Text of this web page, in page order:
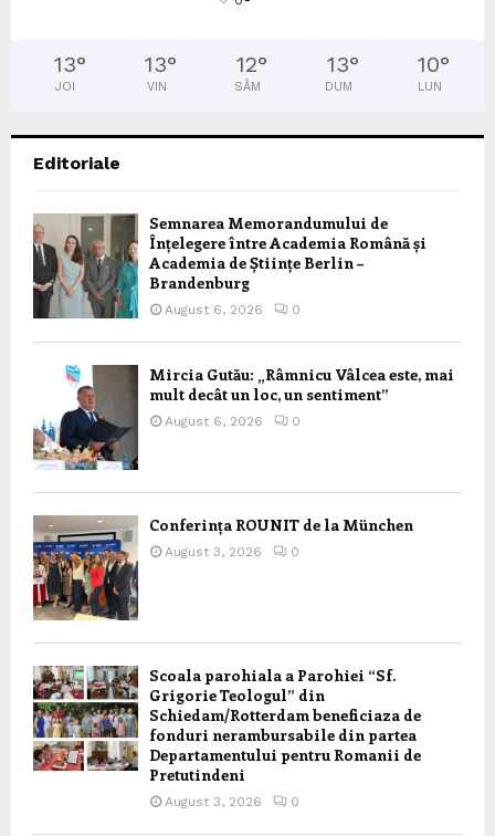
13°
JOI
13°
VIN
12°
SÂM
13°
DUM
10°
LUN
Editoriale
Semnarea Memorandumului de
Înțelegere între Academia Română și
Academia de Științe Berlin –
Brandenburg
August 6, 2026 0
Mircia Gutău: „Râmnicu Vâlcea este, mai
mult decât un loc, un sentiment”
August 6, 2026 0
Conferința ROUNIT de la München
August 3, 2026 0
Scoala parohiala a Parohiei “Sf.
Grigorie Teologul” din
Schiedam/Rotterdam beneficiaza de
fonduri nerambursabile din partea
Departamentului pentru Romanii de
Pretutindeni
August 3, 2026 0